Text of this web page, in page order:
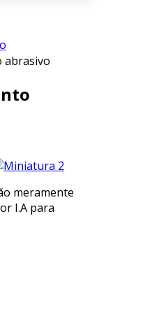
abrasivo
meramente
I.A para